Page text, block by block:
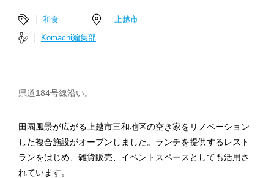
和食
上越市
Komachi編集部
県道184号線沿い。
田園風景が広がる上越市三和地区の空き家をリノベーション
した複合施設がオープンしました。ランチを提供するレスト
ランをはじめ、雑貨販売、イベントスペースとしても活用さ
れています。